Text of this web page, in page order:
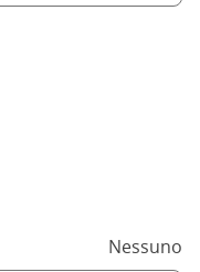
Nessuno